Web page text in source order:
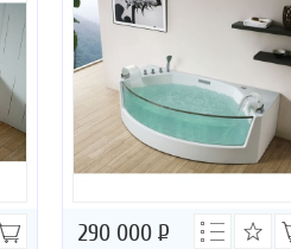
290 000 Р